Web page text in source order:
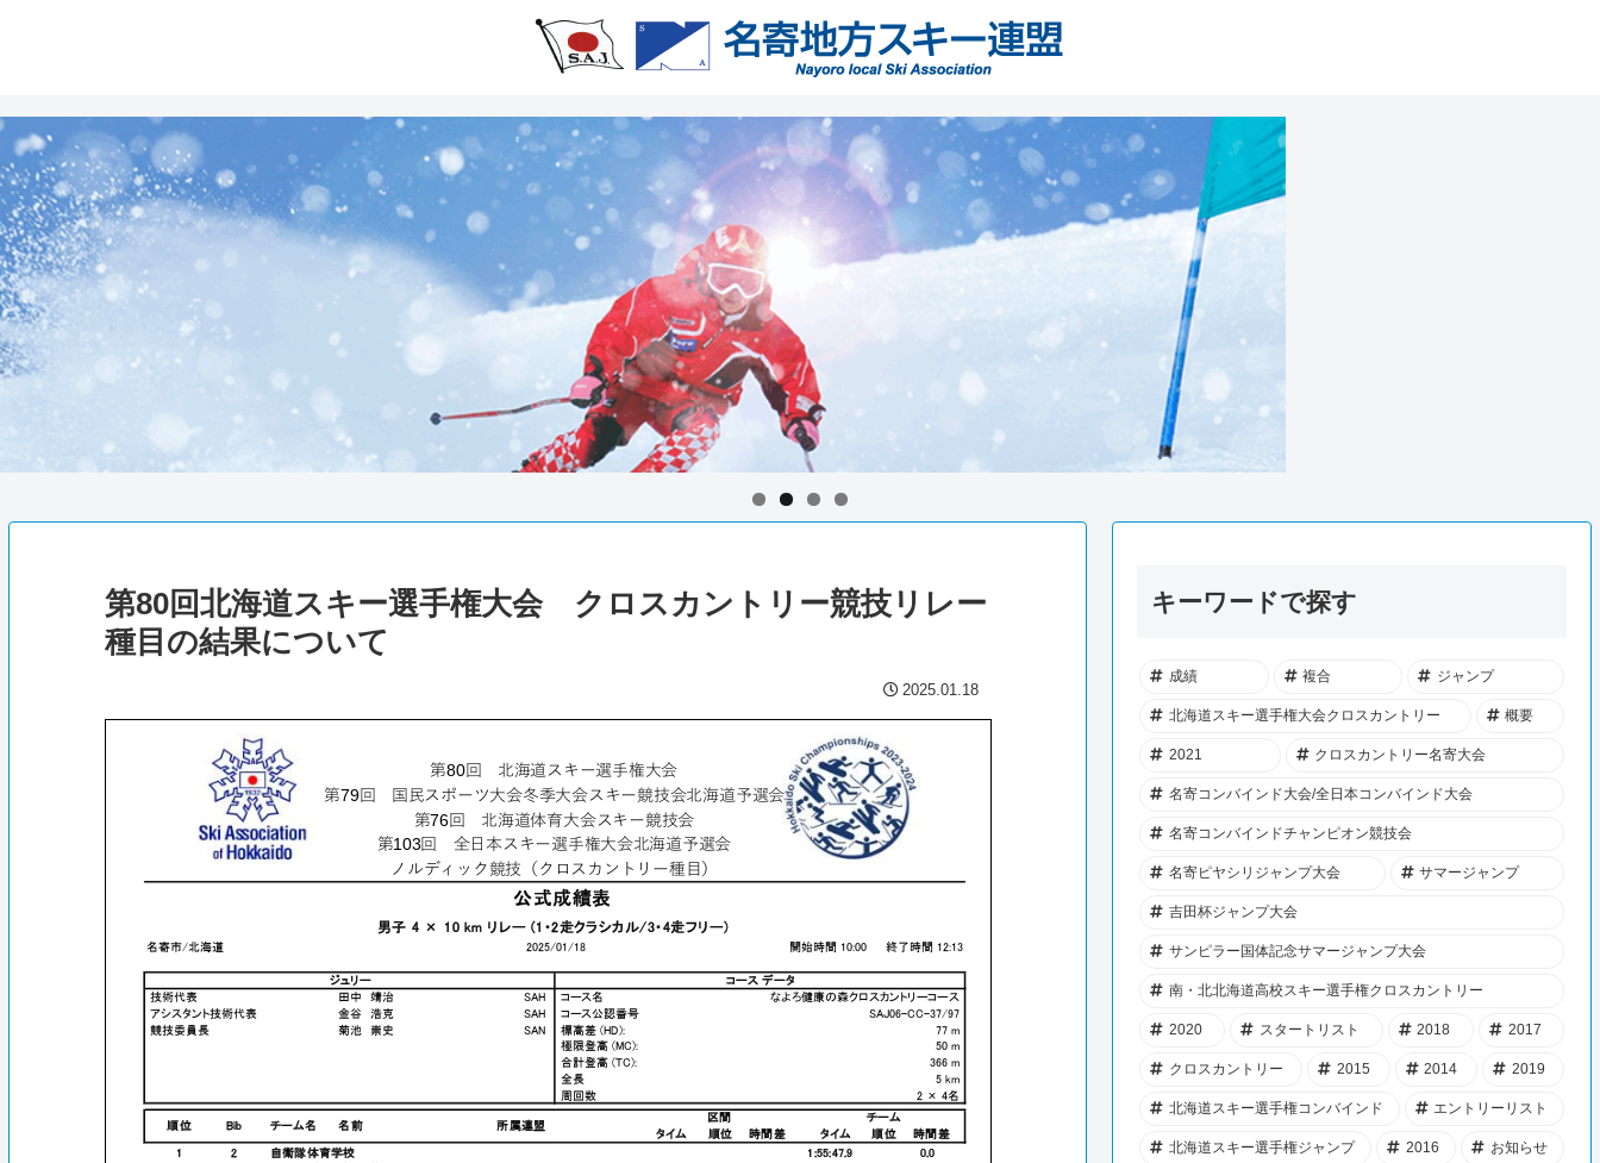
第80回北海道スキー選手権大会 クロスカントリー競技リレー
種目の結果について
2025.01.18
キーワードで探す
成績 複合 ジャンプ
北海道スキー選手権大会クロスカントリー 概要
2021 クロスカントリー名寄大会
名寄コンバインド大会/全日本コンバインド大会
名寄コンバインドチャンピオン競技会
名寄ピヤシリジャンプ大会 サマージャンプ
吉田杯ジャンプ大会
サンピラー国体記念サマージャンプ大会
南・北北海道高校スキー選手権クロスカントリー
2020 スタートリスト 2018 2017
クロスカントリー 2015 2014 2019
北海道スキー選手権コンバインド エントリーリスト
北海道スキー選手権ジャンプ 2016 お知らせ